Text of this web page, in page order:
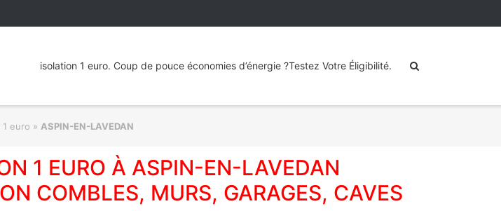
isolation 1 euro. Coup de pouce économies d’énergie ?Testez Votre Éligibilité.
euro » ASPIN-EN-LAVEDAN
1 EURO À ASPIN-EN-LAVEDAN
COMBLES, MURS, GARAGES, CAVES